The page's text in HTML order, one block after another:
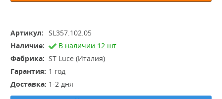
Артикул: SL357.102.05
Наличие:
В наличии 12 шт.
Фабрика: ST Luce (Италия)
Гарантия: 1 год
Доставка: 1-2 дня